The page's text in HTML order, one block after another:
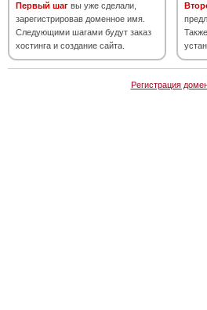
Первый шаг вы уже сделали,
зарегистрировав доменное имя.
Следующими шагами будут заказ
хостинга и создание сайта.
Регистрация